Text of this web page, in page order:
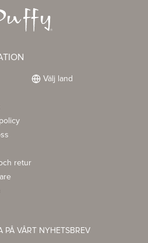
retur
Välj land
PÅ VÅRT NYHETSBREV